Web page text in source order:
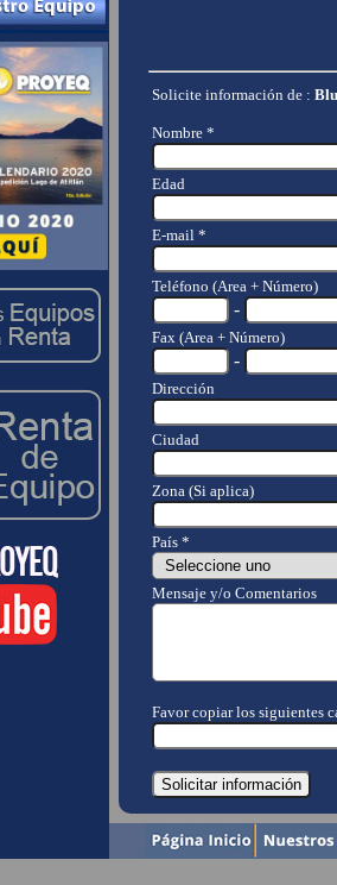
Solicite información de :
Nombre *
Edad
E-mail *
Teléfono (Area + Número)
-
Fax (Area + Número)
-
Dirección
Ciudad
Zona (Si aplica)
País *
Mensaje y/o Comentarios
Favor copiar los siguientes